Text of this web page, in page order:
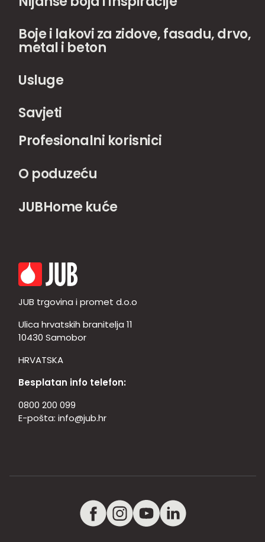
Boje i lakovi za zidove, fasadu, drvo,
metal i beton
Usluge
Savjeti
Profesionalni korisnici
O poduzeću
JUBHome kuće
JUB trgovina i promet d.o.o
Ulica hrvatskih branitelja 11
10430 Samobor
HRVATSKA
Besplatan info telefon:
0800 200 099
E-pošta: info@jub.hr